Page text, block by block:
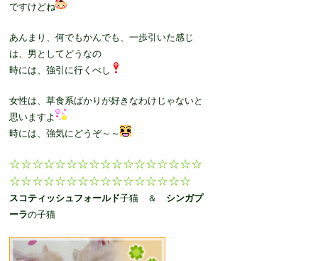
ですけどね
あんまり、何でもかんでも、一歩引いた感じ
は、男としてどうなの
時には、強引に行くべし
女性は、草食系ばかりが好きなわけじゃないと
思いますよ
時には、強気にどうぞ～～
☆☆☆☆☆☆☆☆☆☆☆☆☆☆☆☆☆
☆☆☆☆☆☆☆☆☆☆☆☆☆☆☆☆
スコティッシュフォールド子猫 ＆ シンガプ
ーラの子猫